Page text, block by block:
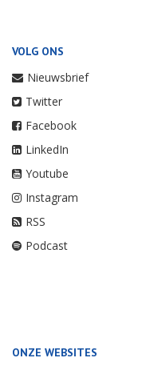
VOLG ONS
Nieuwsbrief
Twitter
Facebook
LinkedIn
Youtube
Instagram
RSS
Podcast
ONZE WEBSITES